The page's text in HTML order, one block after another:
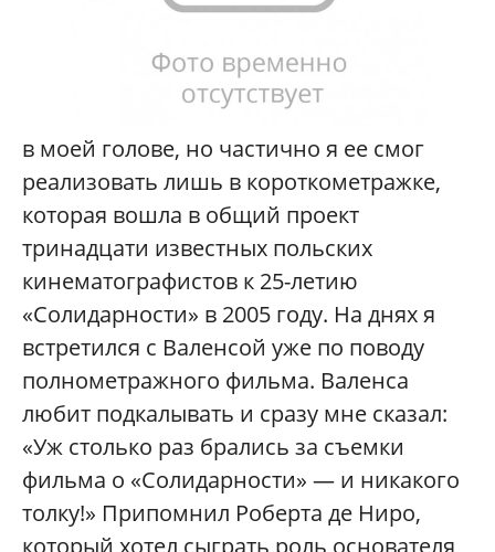
в моей голове, но частично я ее смог
реализовать лишь в короткометражке,
которая вошла в общий проект
тринадцати известных польских
кинематографистов к 25-летию
«Солидарности» в 2005 году. На днях я
встретился с Валенсой уже по поводу
полнометражного фильма. Валенса
любит подкалывать и сразу мне сказал:
«Уж столько раз брались за съемки
фильма о «Солидарности» — и никакого
толку!» Припомнил Роберта де Ниро,
который хотел сыграть роль основателя